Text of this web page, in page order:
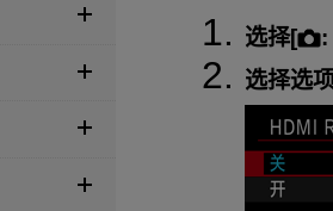
选择[ :
选择选项